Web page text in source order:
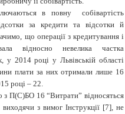
в повну собівартість
за кредити та відсотки й
що операції з кредитування і
відносно невелика частка
у 2014 році у Львівській області
плати за них отримали лише 16
році – 22.
з П(С)БО 16 “Витрати” відносяться
виходячи з вимог Інструкції [7], не